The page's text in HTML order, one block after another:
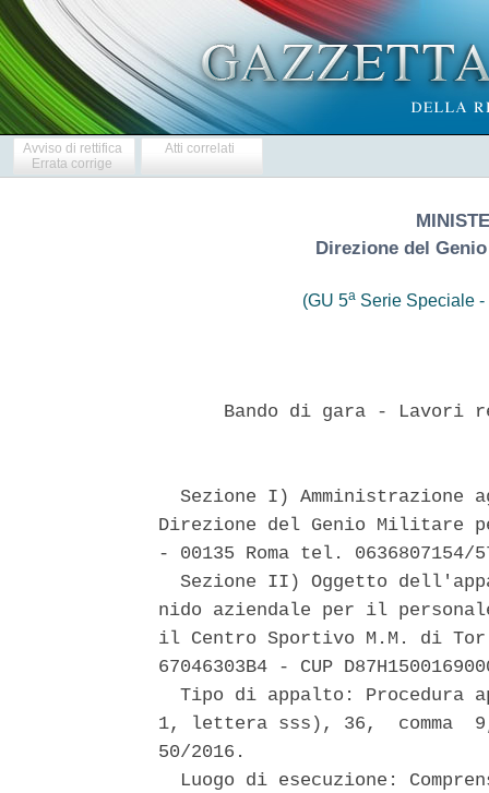
Avviso di rettifica
Errata corrige
Atti correlati
Direzione del
(GU 5aSerie Speciale -
Bando di gara - Lavori
Sezione I) Amministrazione
Direzione del Genio Militare
- 00135 Roma tel.
Sezione II) Oggetto
nido aziendale per il
il Centro Sportivo M.M. di
67046303B4 - CUP
Tipo di appalto: Procedura
1, lettera sss), 36,  comma
50/2016.
Luogo di esecuzione: